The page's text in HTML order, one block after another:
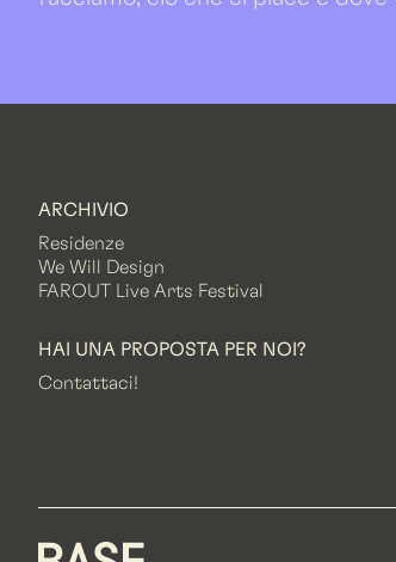
ARCHIVIO
Residenze
We Will Design
FAROUT Live Arts Festival
HAI UNA PROPOSTA PER NOI?
Contattaci!